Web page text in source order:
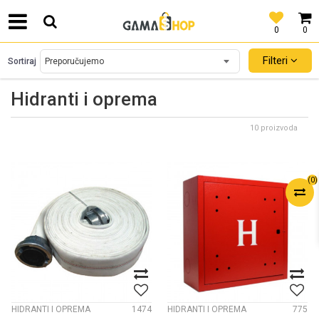
0
0
SIGURNO PLAĆANJE PLATNIM KARTICAMA!
(0)
Hidranti i oprema
Sortiraj Filteri
10 proizvoda
HIDRANTI I OPREMA 1474 HIDRANTI I OPREMA 775